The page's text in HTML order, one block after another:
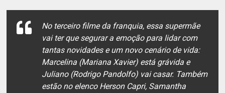
No terceiro filme da franquia, essa supermãe
vai ter que segurar a emoção para lidar com
tantas novidades e um novo cenário de vida:
Marcelina (Mariana Xavier) está grávida e
Juliano (Rodrigo Pandolfo) vai casar. Também
estão no elenco Herson Capri, Samantha